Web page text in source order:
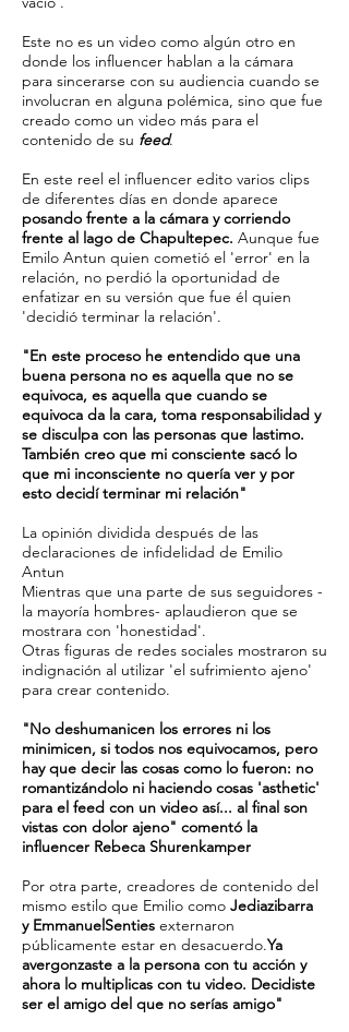
Este no es un video como algún otro en
donde los influencer hablan a la cámara
para sincerarse con su audiencia cuando se
involucran en alguna polémica, sino que fue
creado como un video más para el
contenido de su feed.
En este reel el influencer edito varios clips
de diferentes días en donde aparece
posando frente a la cámara y corriendo
frente al lago de Chapultepec. Aunque fue
Emilo Antun quien cometió el 'error' en la
relación, no perdió la oportunidad de
enfatizar en su versión que fue él quien
'decidió terminar la relación'.
"En este proceso he entendido que una
buena persona no es aquella que no se
equivoca, es aquella que cuando se
equivoca da la cara, toma responsabilidad y
se disculpa con las personas que lastimo.
También creo que mi consciente sacó lo
que mi inconsciente no quería ver y por
esto decidí terminar mi relación"
La opinión dividida después de las
declaraciones de infidelidad de Emilio
Antun
Mientras que una parte de sus seguidores -
la mayoría hombres- aplaudieron que se
mostrara con 'honestidad'.
Otras figuras de redes sociales mostraron su
indignación al utilizar 'el sufrimiento ajeno'
para crear contenido.
"No deshumanicen los errores ni los
minimicen, si todos nos equivocamos, pero
hay que decir las cosas como lo fueron: no
romantizándolo ni haciendo cosas 'asthetic'
para el feed con un video así... al final son
vistas con dolor ajeno" comentó la
influencer Rebeca Shurenkamper
Por otra parte, creadores de contenido del
mismo estilo que Emilio como Jediazibarra
y EmmanuelSenties externaron
públicamente estar en desacuerdo.Ya
avergonzaste a la persona con tu acción y
ahora lo multiplicas con tu video. Decidiste
ser el amigo del que no serías amigo"